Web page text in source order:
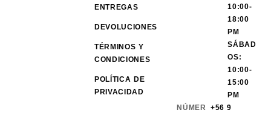
ENTREGAS
DEVOLUCIONES
TÉRMINOS Y
CONDICIONES
POLÍTICA DE
PRIVACIDAD
10:00-
18:00
PM
SÁBAD
OS:
10:00-
15:00
PM
NÚMER
+56 9